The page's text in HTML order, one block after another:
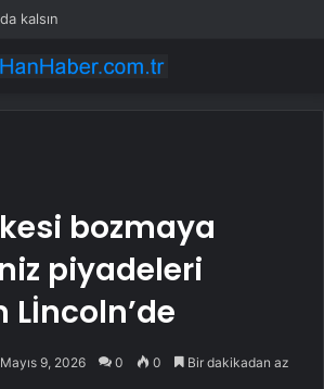
kalsın
bozmaya
piyadeleri
Mayıs 9, 2026 0 0 Bir dakikadan az